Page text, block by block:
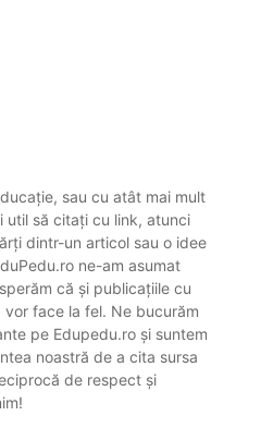
sau cu atât mai mult
util să citați cu link, atunci
dintr-un articol sau o idee
ne-am asumat
că și publicațiile cu
face la fel. Ne bucurăm
pe Edupedu.ro și suntem
noastră de a cita sursa
de respect și